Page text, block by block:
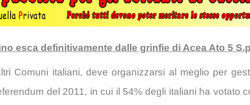
esca definitivamente dalle grinfie di Acea Ato 5
Comuni italiani, deve organizzarsi al meglio per
del 2011, in cui il 54% degli italiani ha votato